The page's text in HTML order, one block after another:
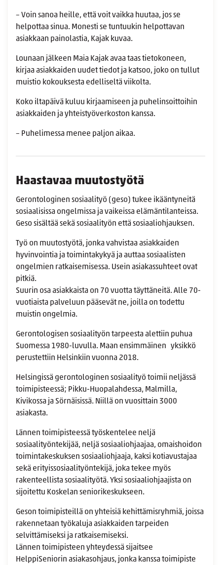
– Voin sanoa heille, että voit vaikka huutaa, jos se
helpottaa sinua. Monesti se tuntuukin helpottavan
asiakkaan painolastia, Kajak kuvaa.
Lounaan jälkeen Maia Kajak avaa taas tietokoneen,
kirjaa asiakkaiden uudet tiedot ja katsoo, joko on tullut
muistio kokouksesta edelliseltä viikolta.
Koko iltapäivä kuluu kirjaamiseen ja puhelinsoittoihin
asiakkaiden ja yhteistyöverkoston kanssa.
– Puhelimessa menee paljon aikaa.
Haastavaa muutostyötä
Gerontologinen sosiaalityö (geso) tukee ikääntyneitä
sosiaalisissa ongelmissa ja vaikeissa elämäntilanteissa.
Geso sisältää sekä sosiaalityön että sosiaaliohjauksen.
Työ on muutostyötä, jonka vahvistaa asiakkaiden
hyvinvointia ja toimintakykyä ja auttaa sosiaalisten
ongelmien ratkaisemisessa. Usein asiakassuhteet ovat
pitkiä.
Suurin osa asiakkaista on 70 vuotta täyttäneitä. Alle 70-
vuotiaista palveluun pääsevät ne, joilla on todettu
muistin ongelmia.
Gerontologisen sosiaalityön tarpeesta alettiin puhua
Suomessa 1980-luvulla. Maan ensimmäinen yksikkö
perustettiin Helsinkiin vuonna 2018.
Helsingissä gerontologinen sosiaalityö toimii neljässä
toimipisteessä; Pikku-Huopalahdessa, Malmilla,
Kivikossa ja Sörnäisissä. Niillä on vuosittain 3000
asiakasta.
Lännen toimipisteessä työskentelee neljä
sosiaalityöntekijää, neljä sosiaaliohjaajaa, omaishoidon
toimintakeskuksen sosiaaliohjaaja, kaksi kotiavustajaa
sekä erityissosiaalityöntekijä, joka tekee myös
rakenteellista sosiaalityötä. Yksi sosiaaliohjaajista on
sijoitettu Koskelan seniorikeskukseen.
Geson toimipisteillä on yhteisiä kehittämisryhmiä, joissa
rakennetaan työkaluja asiakkaiden tarpeiden
selvittämiseksi ja ratkaisemiseksi.
Lännen toimipisteen yhteydessä sijaitsee
HelppiSeniorin asiakasohjaus, jonka kanssa toimipiste